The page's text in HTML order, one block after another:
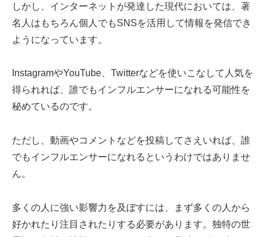
しかし、インターネットが発達した現代においては、著
名人はもちろん個人でもSNSを活用して情報を発信でき
ようになっています。
InstagramやYouTube、Twitterなどを使いこなして人気を
得られれば、誰でもインフルエンサーになれる可能性を
秘めているのです。
ただし、動画やコメントなどを投稿してさえいれば、誰
でもインフルエンサーになれるというわけではありませ
ん。
多くの人に強い影響力を及ぼすには、まず多くの人から
好かれたり注目されたりする必要があります。独特の世